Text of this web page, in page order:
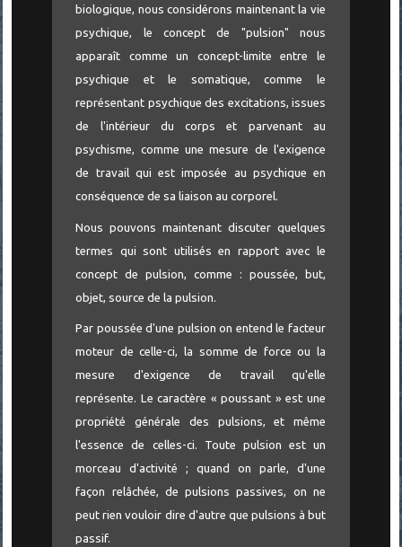
biologique, nous considérons maintenant la vie
psychique, le concept de "pulsion" nous
apparaît comme un concept-limite entre le
psychique et le somatique, comme le
représentant psychique des excitations, issues
de l'intérieur du corps et parvenant au
psychisme, comme une mesure de l'exigence
de travail qui est imposée au psychique en
conséquence de sa liaison au corporel.
Nous pouvons maintenant discuter quelques
termes qui sont utilisés en rapport avec le
concept de pulsion, comme : poussée, but,
objet, source de la pulsion.
Par poussée d'une pulsion on entend le facteur
moteur de celle-ci, la somme de force ou la
mesure d'exigence de travail qu'elle
représente. Le caractère « poussant » est une
propriété générale des pulsions, et même
l'essence de celles-ci. Toute pulsion est un
morceau d'activité ; quand on parle, d'une
façon relâchée, de pulsions passives, on ne
peut rien vouloir dire d'autre que pulsions à but
passif.